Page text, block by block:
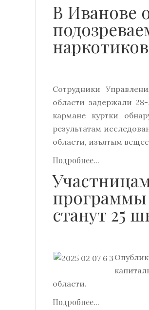
В Иванове
наркотиков
Сотрудники
области задержали
кармане куртки
результатам
области, изъятым
Подробнее...
программы
станут 25
области.
Подробнее...